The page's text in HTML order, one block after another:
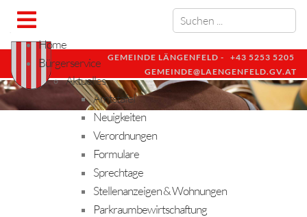
GEMEINDE LÄNGENFELD - +43 5253 5205
GEMEINDE@LAENGENFELD.GV.AT
Home
Bürgerservice
Aktuelles
Amtstafel
Neuigkeiten
Verordnungen
Formulare
Sprechtage
Stellenanzeigen & Wohnungen
Parkraumbewirtschaftung